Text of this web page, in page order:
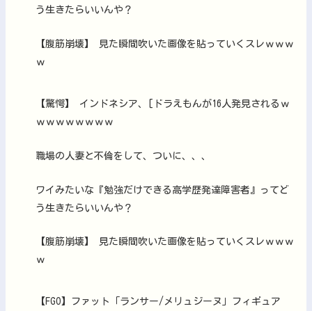
う生きたらいいんや？
【腹筋崩壊】 見た瞬間吹いた画像を貼っていくスレｗｗｗ
ｗ
【驚愕】 インドネシア、[ドラえもんが16人発見されるｗ
ｗｗｗｗｗｗｗｗ
職場の人妻と不倫をして、ついに、、、
ワイみたいな『勉強だけできる高学歴発達障害者』ってど
う生きたらいいんや？
【腹筋崩壊】 見た瞬間吹いた画像を貼っていくスレｗｗｗ
ｗ
【FGO】ファット「ランサー/メリュジーヌ」フィギュア